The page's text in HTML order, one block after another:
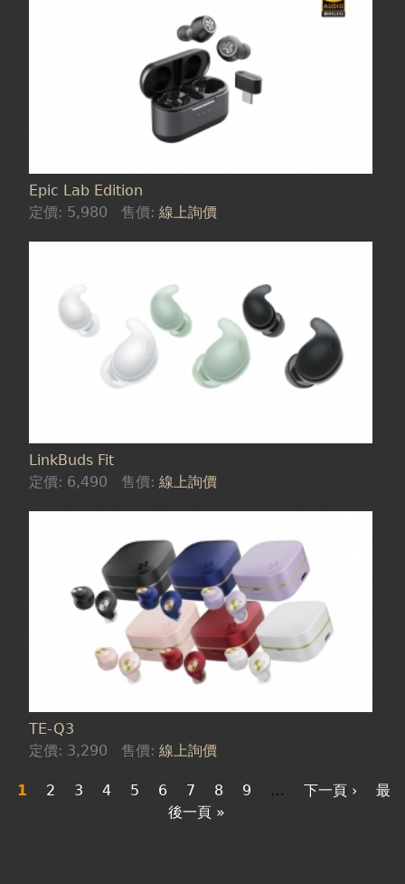
Epic Lab Edition
定價: 5,980 售價:線上詢價
LinkBuds Fit
定價: 6,490 售價:線上詢價
TE-Q3
定價: 3,290 售價:線上詢價
1 2 3 4 5 6 7 8 9 … 下一頁 ›
最
後一頁 »